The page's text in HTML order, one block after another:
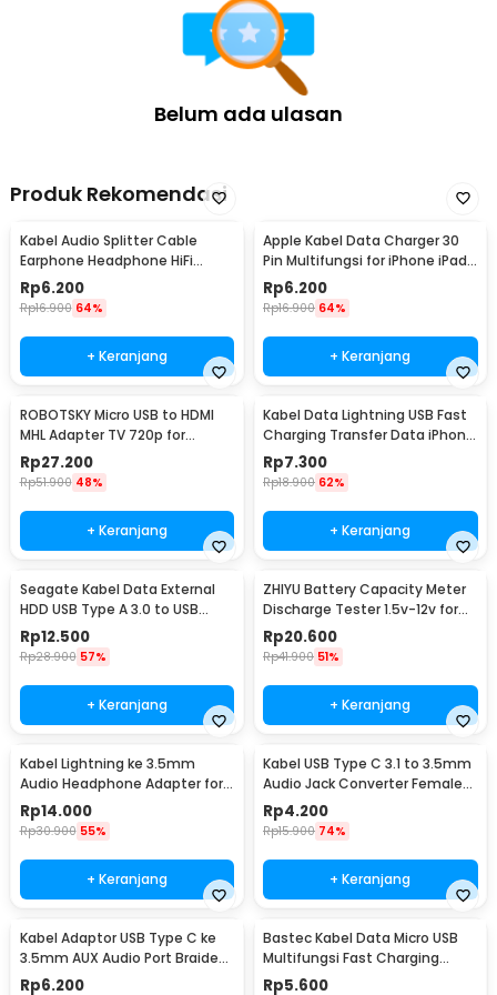
Belum ada ulasan
Produk Rekomendasi
Kabel Audio Splitter Cable
Earphone Headphone HiFi
3.5mm to 2x3.5mm - AV115
Rp6.200
Rp16.900 64%
+ Keranjang
Apple Kabel Data Charger 30
Pin Multifungsi for iPhone iPad
iPod 1M - S-IPAD
Rp6.200
Rp16.900 64%
+ Keranjang
ROBOTSKY Micro USB to HDMI
MHL Adapter TV 720p for
Smartphone - S2
Rp27.200
Rp51.900 48%
+ Keranjang
Kabel Data Lightning USB Fast
Charging Transfer Data iPhone
2.4A 1M - S-IP5G
Rp7.300
Rp18.900 62%
+ Keranjang
Seagate Kabel Data External
HDD USB Type A 3.0 to USB
Micro B Cable 50cm - OD5.5
(ORIGINAL)
Rp12.500
Rp28.900 57%
+ Keranjang
ZHIYU Battery Capacity Meter
Discharge Tester 1.5v-12v for
18650 - HW-586
Rp20.600
Rp41.900 51%
+ Keranjang
Kabel Lightning ke 3.5mm
Audio Headphone Adapter for
iPhone - JH-001
Rp14.000
Rp30.900 55%
+ Keranjang
Kabel USB Type C 3.1 to 3.5mm
Audio Jack Converter Female
10.5cm - L41
Rp4.200
Rp15.900 74%
+ Keranjang
Kabel Adaptor USB Type C ke
3.5mm AUX Audio Port Braided
- PJ1645-01
Rp6.200
Bastec Kabel Data Micro USB
Multifungsi Fast Charging
Braided 100cm - BN100
Rp5.600